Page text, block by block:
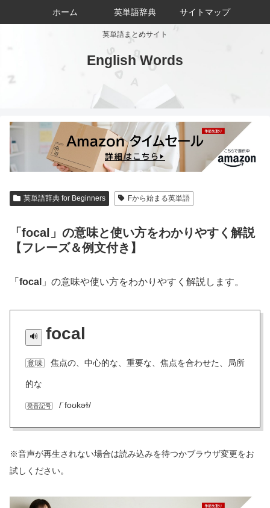
英単語まとめサイト
English Words
ホーム 英単語辞典 サイトマップ
英単語辞典 for Beginners Fから始まる英単語
「focal」の意味と使い方をわかりやすく解説
【フレーズ＆例文付き】
「 focal 」の意味や使い方をわかりやすく解説します。
focal
意味 焦点の、中心的な、重要な、焦点を合わせた、局所
的な
発音記号 /ˈfoʊkəɫ/
※音声が再生されない場合は読み込みを待つかブラウザ変更をお
試しください。